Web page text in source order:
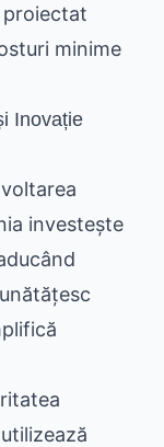
minime
Inovație
investește